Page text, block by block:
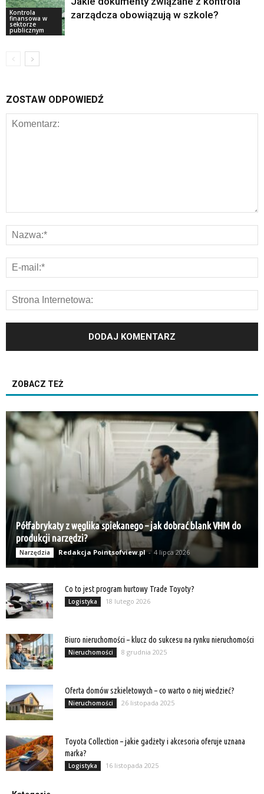
Kontrola
finansowa w
sektorze
publicznym
zarządcza obowiązują w szkole?
ZOSTAW ODPOWIEDŹ
ZOBACZ TEŻ
Półfabrykaty z węglika spiekanego – jak dobrać blank VHM do
produkcji narzędzi?
Narzędzia Redakcja Pointsofview.pl - 4 lipca 2026
Co to jest program hurtowy Trade Toyoty?
Logistyka 18 lutego 2026
Biuro nieruchomości – klucz do sukcesu na rynku nieruchomości
Nieruchomości 8 grudnia 2025
Oferta domów szkieletowych – co warto o niej wiedzieć?
Nieruchomości 26 listopada 2025
Toyota Collection – jakie gadżety i akcesoria oferuje uznana
marka?
Logistyka 16 listopada 2025